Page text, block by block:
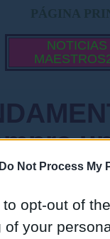
Do Not Process My
to opt-out of
of your
PÁGINA
NOTICIAS